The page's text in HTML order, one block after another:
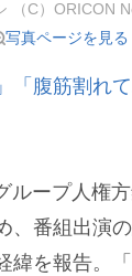
（C）ORICON
写真ページを見る
「腹筋割れ
ープ人権
、番組出演
緯を報告。